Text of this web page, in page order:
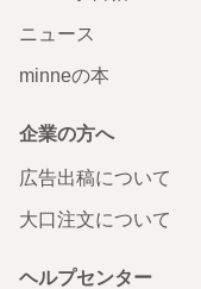
ニュース
minneの本
企業の方へ
広告出稿について
大口注文について
ヘルプセンター